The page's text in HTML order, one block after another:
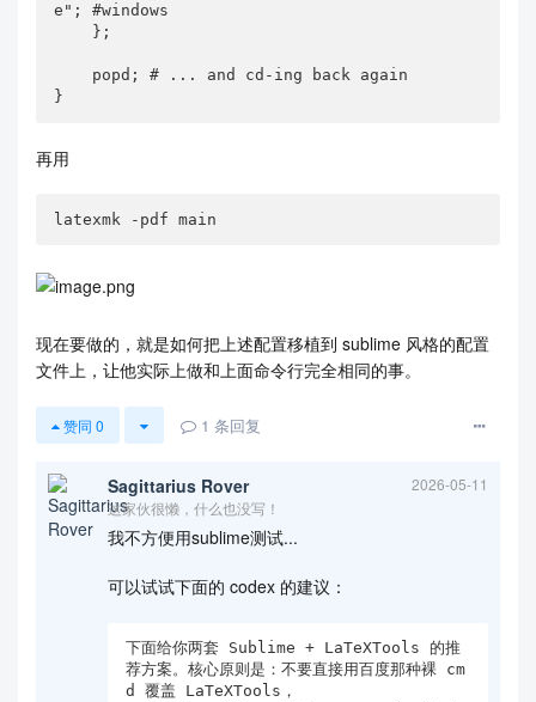
e"; #windows
}
再用
latexmk -pdf main
现在要做的，就是如何把上述配置移植到 sublime 风格的配置
文件上，让他实际上做和上面命令行完全相同的事。
赞同 0 1 条回复
Sagittarius Rover
2026-05-11
这家伙很懒，什么也没写！
我不方便用sublime测试...
可以试试下面的 codex 的建议：
下面给你两套 Sublime + LaTeXTools 的推
荐方案。核心原则是：不要直接用百度那种裸 cm
d 覆盖 LaTeXTools，